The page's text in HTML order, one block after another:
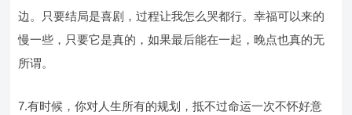
边。只要结局是喜剧，过程让我怎么哭都行。幸福可以来的
慢一些，只要它是真的，如果最后能在一起，晚点也真的无
所谓。
7.有时候，你对人生所有的规划，抵不过命运一次不怀好意